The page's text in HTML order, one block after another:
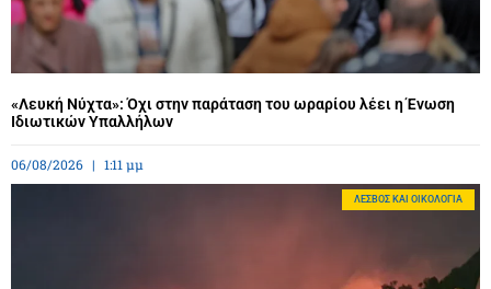
«Λευκή Νύχτα»: Όχι στην παράταση του ωραρίου λέει η Ένωση
Ιδιωτικών Υπαλλήλων
06/08/2026 1:11 μμ
ΛΈΣΒΟΣ ΚΑΙ ΟΙΚΟΛΟΓΊΑ